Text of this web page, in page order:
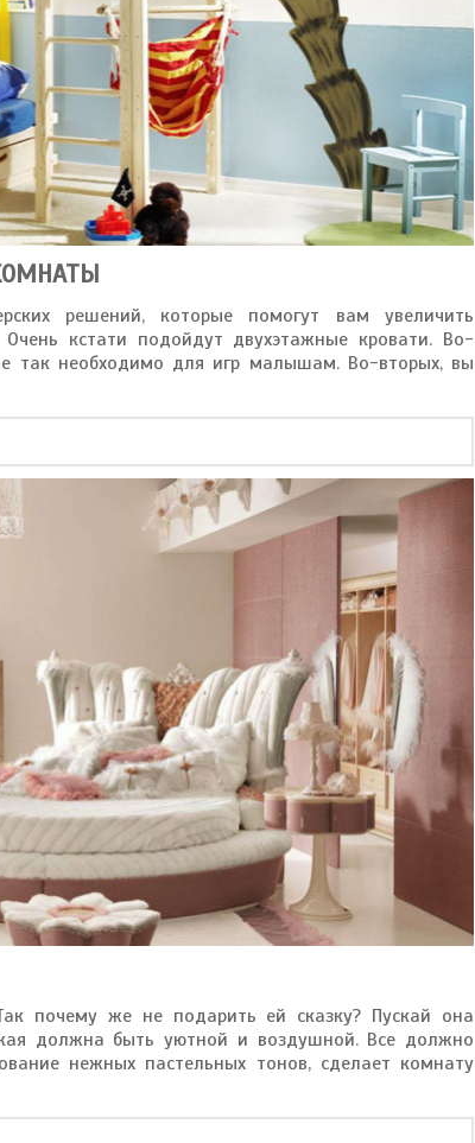
решений, которые помогут вам увеличить
кстати подойдут двухэтажные кровати. Во-
так необходимо для игр малышам. Во-вторых, вы
почему же не подарить ей сказку? Пускай она
должна быть уютной и воздушной. Все должно
нежных пастельных тонов, сделает комнату